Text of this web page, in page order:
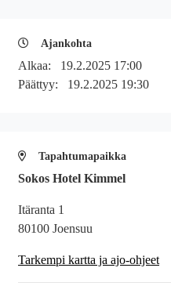
Ajankohta
Alkaa: 19.2.2025 17:00
Päättyy: 19.2.2025 19:30
Tapahtumapaikka
Sokos Hotel Kimmel
Itäranta 1
80100 Joensuu
Tarkempi kartta ja ajo-ohjeet